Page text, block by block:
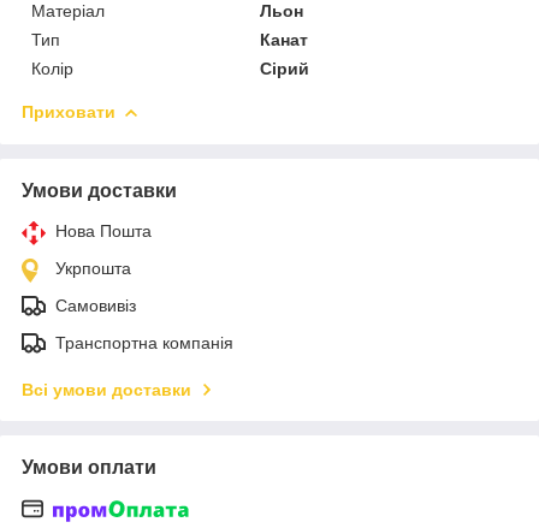
Матеріал
Льон
Тип
Канат
Колір
Сірий
Приховати
Умови доставки
Нова Пошта
Укрпошта
Самовивіз
Транспортна компанія
Всі умови доставки
Умови оплати